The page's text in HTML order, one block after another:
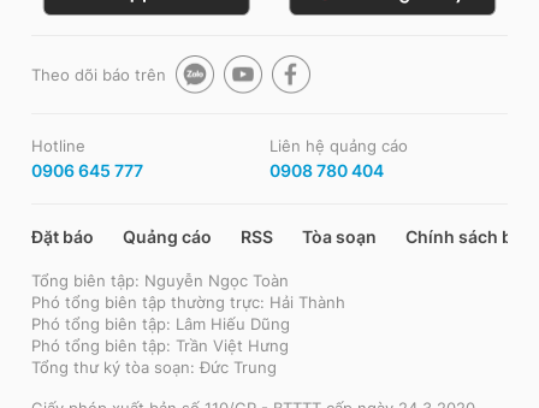
Theo dõi báo trên
Hotline
0906 645 777
Liên hệ quảng cáo
0908 780 404
Đặt báo Quảng cáo RSS Tòa soạn Chính sách bảo
Tổng biên tập: Nguyễn Ngọc Toàn
Phó tổng biên tập thường trực: Hải Thành
Phó tổng biên tập: Lâm Hiếu Dũng
Phó tổng biên tập: Trần Việt Hưng
Tổng thư ký tòa soạn: Đức Trung